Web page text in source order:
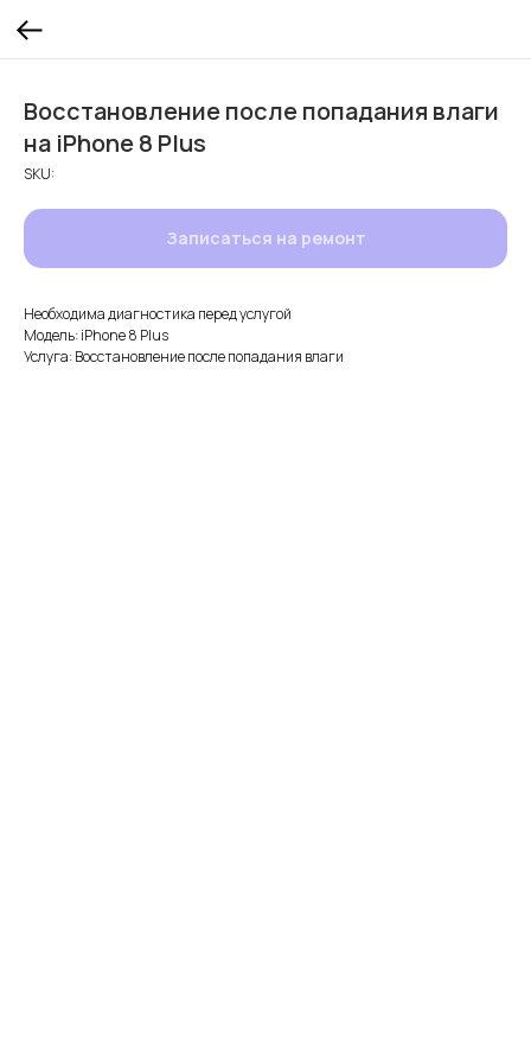
Восстановление после попадания влаги
на iPhone 8 Plus
SKU:
Записаться на ремонт
Необходима диагностика перед услугой
Модель: iPhone 8 Plus
Услуга: Восстановление после попадания влаги